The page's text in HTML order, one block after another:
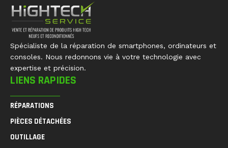
Spécialiste de la réparation de smartphones, ordinateurs et
consoles. Nous redonnons vie à votre technologie avec
expertise et précision.
LIENS RAPIDES
RÉPARATIONS
PIÈCES DÉTACHÉES
OUTILLAGE